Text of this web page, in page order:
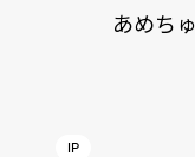
あめち
IP